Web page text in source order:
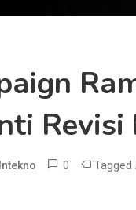
Revisi
0 Tagged